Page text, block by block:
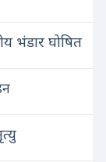
भंडार घोषित